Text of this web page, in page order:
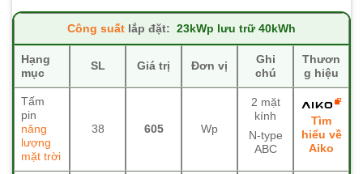
Công suất lắp đặt: 23kWp lưu trữ 40kWh
Hạng
mục
SL Giá trị Đơn vị
Ghi
chú
Thươn
g hiệu
Tấm
pin
năng
lượng
mặt trời
38 605 Wp
2 mặt
kính
N-type
ABC
Tìm
hiểu về
Aiko